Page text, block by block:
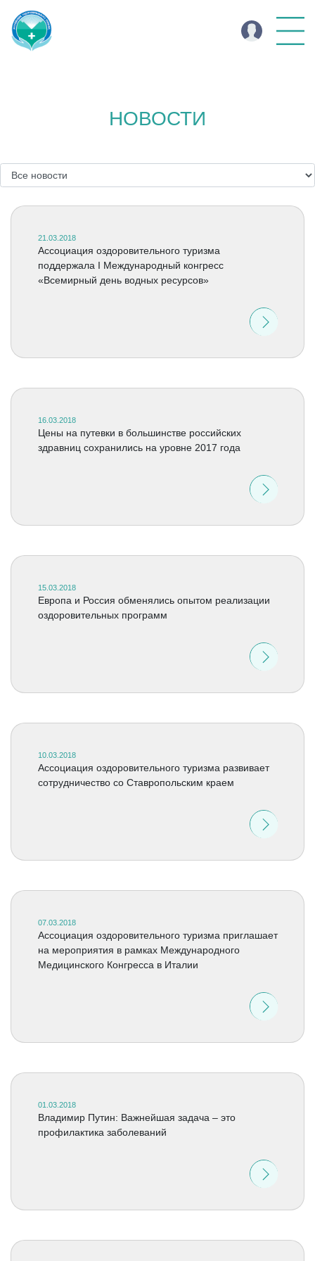
НОВОСТИ
21.03.2018
Ассоциация оздоровительного туризма
поддержала I Международный конгресс
«Всемирный день водных ресурсов»
16.03.2018
Цены на путевки в большинстве российских
здравниц сохранились на уровне 2017 года
15.03.2018
Европа и Россия обменялись опытом реализации
оздоровительных программ
10.03.2018
Ассоциация оздоровительного туризма развивает
сотрудничество со Ставропольским краем
07.03.2018
Ассоциация оздоровительного туризма приглашает
на мероприятия в рамках Международного
Медицинского Конгресса в Италии
01.03.2018
Владимир Путин: Важнейшая задача – это
профилактика заболеваний